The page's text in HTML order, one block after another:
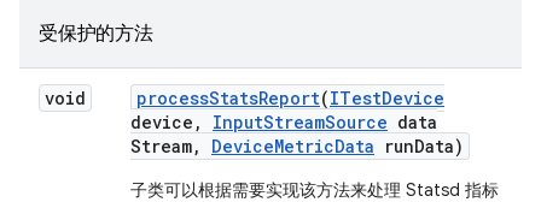
受保护的方法
void processStatsReport(ITestDevice
device , InputStreamSource data
Stream, DeviceMetricData runData)
子类可以根据需要实现该方法来处理 Statsd 指标